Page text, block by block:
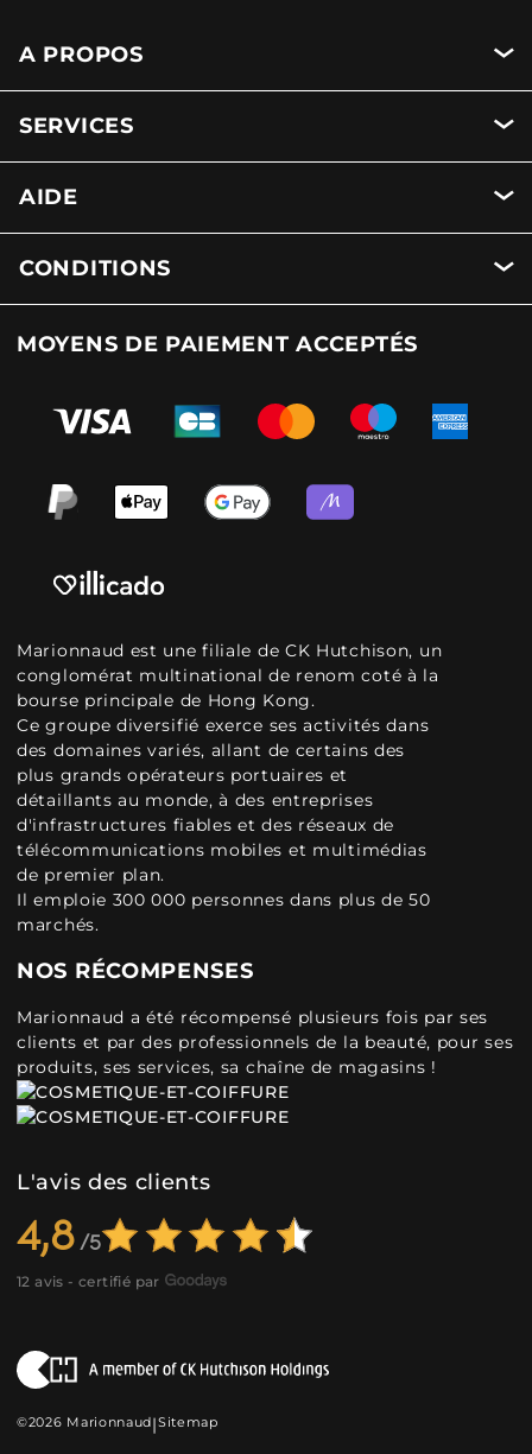
A PROPOS
SERVICES
AIDE
CONDITIONS
MOYENS DE PAIEMENT ACCEPTÉS
Marionnaud est une filiale de CK Hutchison, un
conglomérat multinational de renom coté à la
bourse principale de Hong Kong.
Ce groupe diversifié exerce ses activités dans
des domaines variés, allant de certains des
plus grands opérateurs portuaires et
détaillants au monde, à des entreprises
d'infrastructures fiables et des réseaux de
télécommunications mobiles et multimédias
de premier plan.
Il emploie 300 000 personnes dans plus de 50
marchés.
NOS RÉCOMPENSES
Marionnaud a été récompensé plusieurs fois par ses
clients et par des professionnels de la beauté, pour ses
produits, ses services, sa chaîne de magasins !
L'avis des clients
4,8
12 avis - certifié par
©2026 Marionnaud|Sitemap